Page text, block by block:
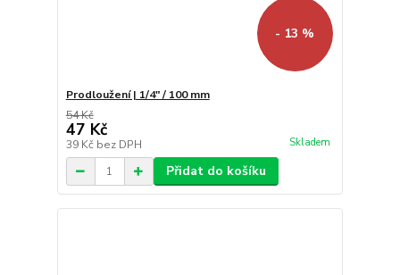
- 13 %
Prodloužení | 1/4" / 100 mm
54 Kč
47 Kč
39 Kč bez DPH Skladem
Přidat do košíku